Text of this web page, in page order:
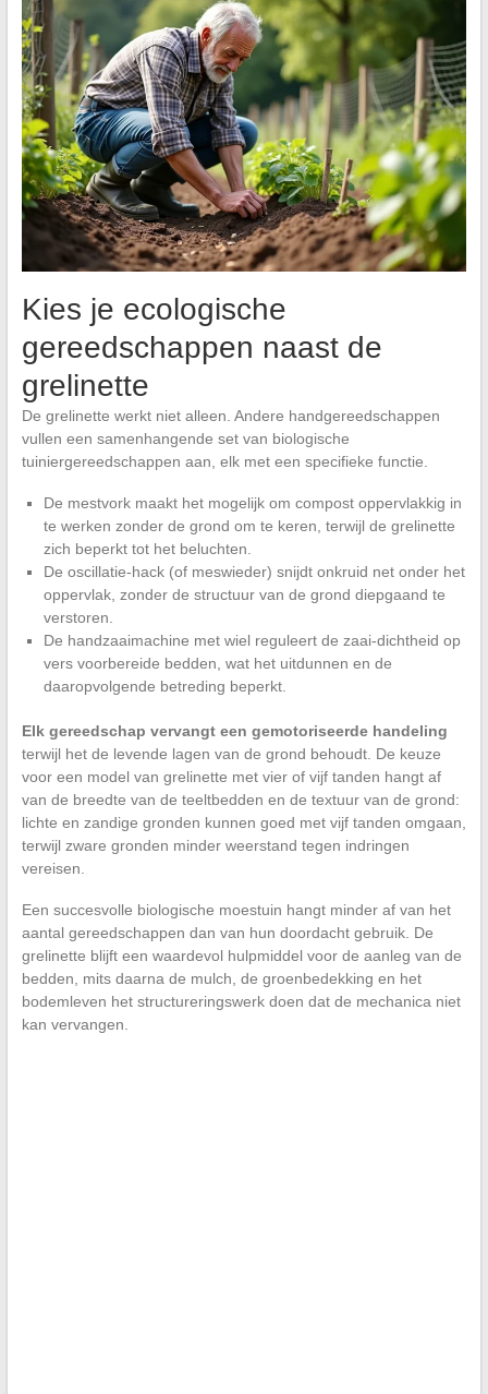
Kies je ecologische
gereedschappen naast de
grelinette
De grelinette werkt niet alleen. Andere handgereedschappen
vullen een samenhangende set van biologische
tuiniergereedschappen aan, elk met een specifieke functie.
De mestvork maakt het mogelijk om compost oppervlakkig in
te werken zonder de grond om te keren, terwijl de grelinette
zich beperkt tot het beluchten.
De oscillatie-hack (of meswieder) snijdt onkruid net onder het
oppervlak, zonder de structuur van de grond diepgaand te
verstoren.
De handzaaimachine met wiel reguleert de zaai-dichtheid op
vers voorbereide bedden, wat het uitdunnen en de
daaropvolgende betreding beperkt.
Elk gereedschap vervangt een gemotoriseerde handeling
terwijl het de levende lagen van de grond behoudt. De keuze
voor een model van grelinette met vier of vijf tanden hangt af
van de breedte van de teeltbedden en de textuur van de grond:
lichte en zandige gronden kunnen goed met vijf tanden omgaan,
terwijl zware gronden minder weerstand tegen indringen
vereisen.
Een succesvolle biologische moestuin hangt minder af van het
aantal gereedschappen dan van hun doordacht gebruik. De
grelinette blijft een waardevol hulpmiddel voor de aanleg van de
bedden, mits daarna de mulch, de groenbedekking en het
bodemleven het structureringswerk doen dat de mechanica niet
kan vervangen.